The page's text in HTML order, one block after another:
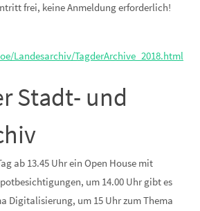
frei, keine Anmeldung erforderlich!
Landesarchiv/TagderArchive_2018.html
Stadt- und
ab 13.45 Uhr ein Open House mit
um 14.00 Uhr gibt es
Digitalisierung, um 15 Uhr zum Thema